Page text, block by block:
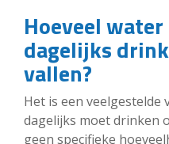
Hoeveel
dagelijks
vallen?
Het is een veelgestelde
dagelijks moet drinken
geen specifieke